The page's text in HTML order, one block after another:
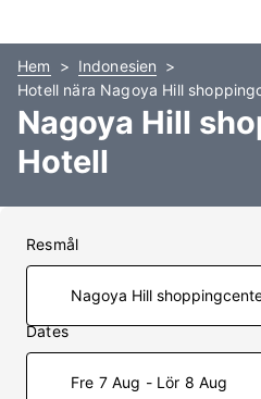
Hem
Indonesien
Hotell nära Nagoya Hill
Nagoya Hill
Hotell
Resmål
Dates
Fre 7 Aug - Lör 8 Aug